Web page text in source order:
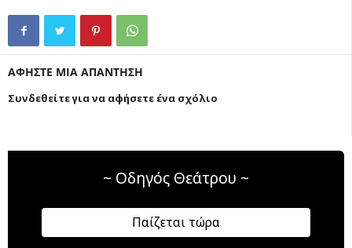
ΑΦΗΣΤΕ ΜΙΑ ΑΠΑΝΤΗΣΗ
Συνδεθείτε για να αφήσετε ένα σχόλιο
~ Οδηγός Θεάτρου ~
Παίζεται τώρα